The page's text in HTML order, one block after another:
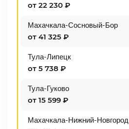
от 22 230 ₽
Махачкала-Сосновый-Бор
от 41 325 ₽
Тула-Липецк
от 5 738 ₽
Тула-Гуково
от 15 599 ₽
Махачкала-Нижний-Новгород